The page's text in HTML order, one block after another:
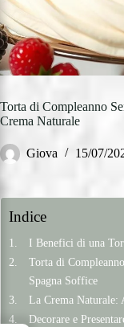
Torta di Compleanno
Crema Naturale
Giova 15/07/
Indice
I Benefici di una
Torta di
Spagna Soffice
La Crema Naturale:
Decorare e